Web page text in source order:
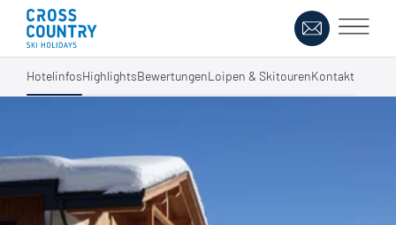
HotelinfosHighlightsBewertungenLoipen & SkitourenKontakt